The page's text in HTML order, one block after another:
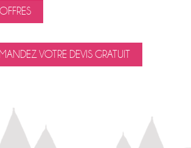
VOTRE DEVIS GRATUIT